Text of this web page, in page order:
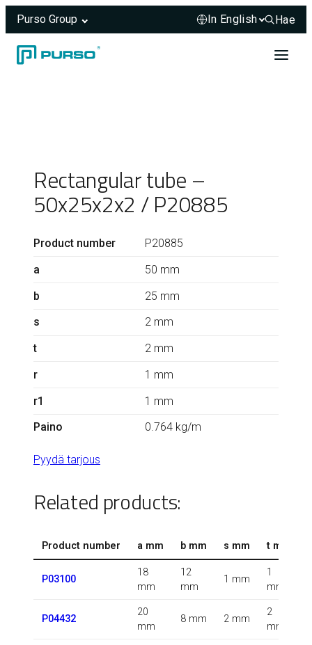
Purso Group
Hae
Hae
Rectangular tube –
50x25x2x2 / P20885
Product number
P20885
a
50 mm
b
25 mm
s
2 mm
t
2 mm
r
1 mm
r1
1 mm
Paino
0.764 kg/m
Pyydä tarjous
Related products:
Product number a mm b mm s mm t mm
P03100
18
mm
12
mm
1 mm
1
mm
P04432
20
mm
8 mm 2 mm
2
mm